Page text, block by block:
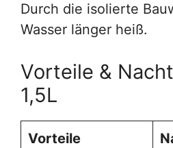
Durch die isolierte
Wasser länger heiß.
Vorteile &
1,5L
Vorteile